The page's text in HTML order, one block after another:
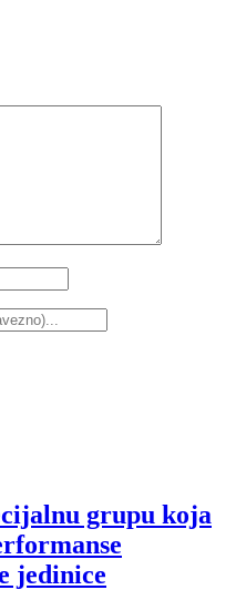
grupu koja
jedinice